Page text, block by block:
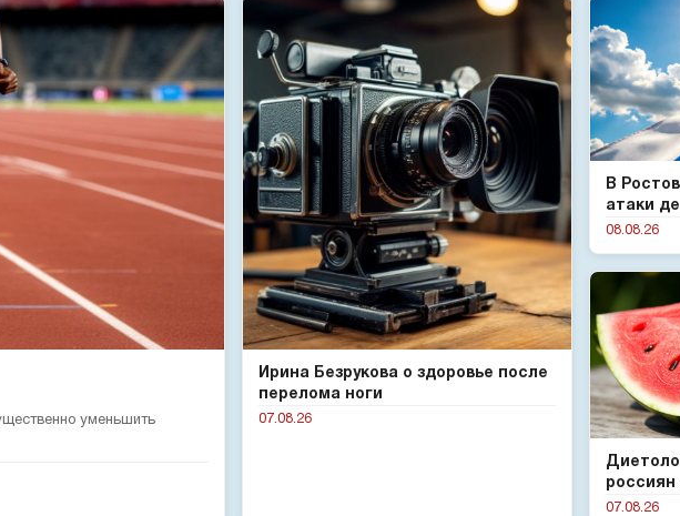
уменьшить
В
атаки
08.08.26
Ирина Безрукова о здоровье после
перелома ноги
07.08.26
россиян
07.08.26